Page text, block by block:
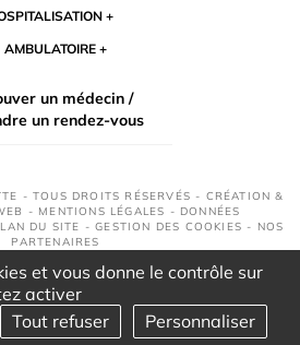
AMBULATOIRE
un médecin /
un rendez-vous
- TOUS DROITS RÉSERVÉS - CRÉATION &
- MENTIONS LÉGALES - DONNÉES
DU SITE -GESTION DES COOKIES - NOS
PARTENAIRES
et vous donne le contrôle sur
activer
Tout refuser Personnaliser